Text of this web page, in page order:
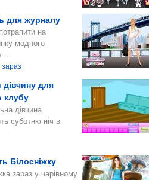
для журналу
на
модного
зараз
дівчину для
клубу
дівчина
суботню ніч в
Білосніжку
зараз у чарівному